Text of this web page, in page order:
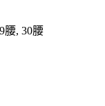
腰, 30腰